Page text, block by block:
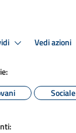
Vedi azioni
Sociale